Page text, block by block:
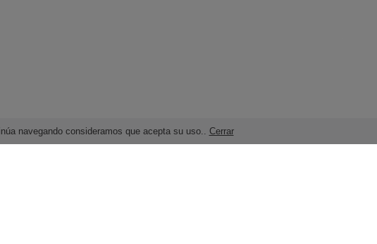
navegando consideramos que acepta su uso.. Cerrar